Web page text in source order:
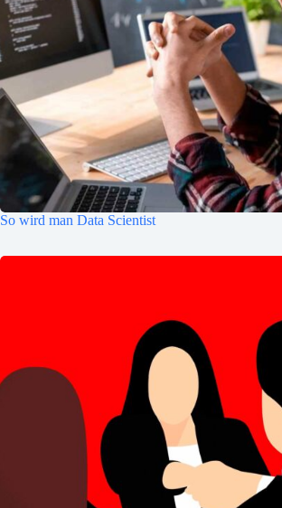
So wird man Data Scientist